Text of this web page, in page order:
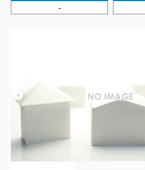
インターネットギガシェアプラン
auまとめトーク
オプションサービス
ポテトでんき
ポテトライフメール
-